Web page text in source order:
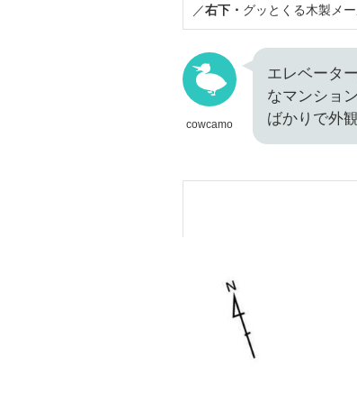
／右下・ グッとくる木製メ
cowcamo
エレベータ
なマンショ
ばかりで外